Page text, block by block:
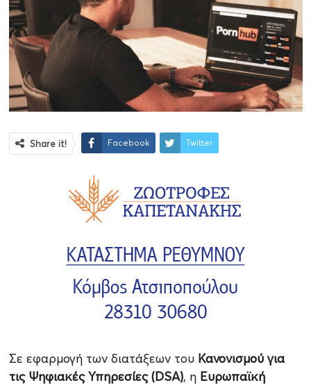
Share it! Facebook Twitter
Σε εφαρμογή των διατάξεων του Κανονισμού για
τις Ψηφιακές Υπηρεσίες (DSA), η Ευρωπαϊκή